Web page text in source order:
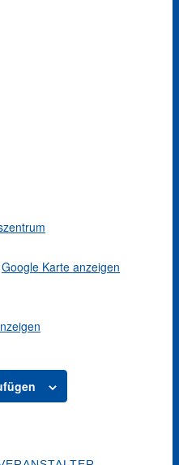
Google Karte anzeigen